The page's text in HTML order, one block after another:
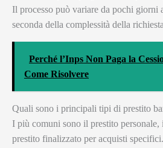
Il processo può variare da pochi giorni
seconda della complessità della
Perché l’Inps Non Paga la
Come Risolvere
Quali sono i principali tipi di prestito
I più comuni sono il prestito personale,
prestito finalizzato per acquisti specifici.